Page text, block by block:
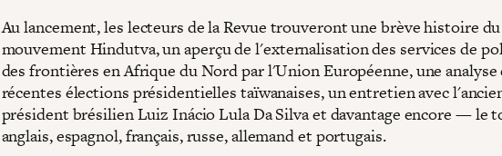
Au lancement, les lecteurs de la Revue trouveront une brève histoire du
mouvement Hindutva, un aperçu de l'externalisation des services de
des frontières en Afrique du Nord par l'Union Européenne, une analyse
récentes élections présidentielles taïwanaises, un entretien avec
président brésilien Luiz Inácio Lula Da Silva et davantage encore — le
anglais, espagnol, français, russe, allemand et portugais.